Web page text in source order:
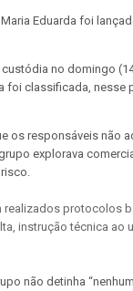
Eduarda foi
no domingo
foi classificada, nesse
os responsáveis não
explorava
realizados protocolos
instrução técnica ao
não detinha